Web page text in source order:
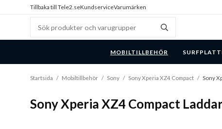
Tillbaka till Tele2.seKundserviceVarumärken
MOBILTILLBEHÖR
Startsida / Mobiltillbehör / Sony / Sony Xperia XZ4 Compact / Sony
Sony Xperia XZ4 Compact